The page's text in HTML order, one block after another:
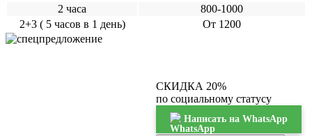
2 часа
800-1000
2+3 ( 5 часов в 1 день)
От 1200
СКИДКА 20%
по социальному статусу
Написать на WhatsApp